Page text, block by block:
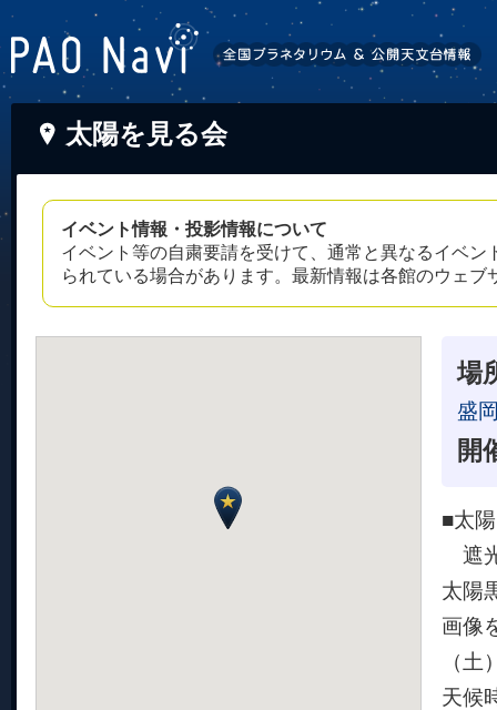
太陽を見る会
イベント情報・投影情報について
イベント等の自粛要請を受けて、通常と異なるイベ
られている場合があります。最新情報は各館のウェ
場
盛
開
■太
遮
太陽
画像
（
天候